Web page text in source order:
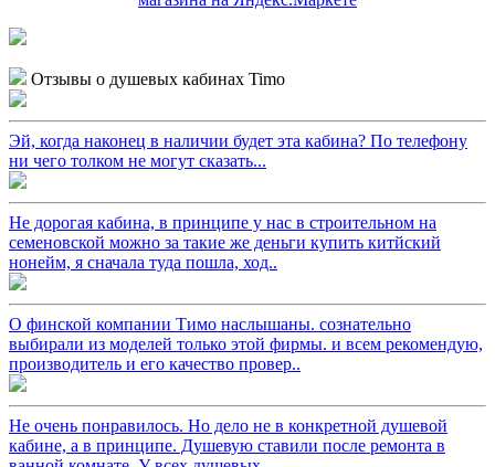
Отзывы о душевых кабинах Timo
Эй, когда наконец в наличии будет эта кабина? По телефону
ни чего толком не могут сказать...
Не дорогая кабина, в принципе у нас в строительном на
семеновской можно за такие же деньги купить китйский
нонейм, я сначала туда пошла, ход..
О финской компании Тимо наслышаны. сознательно
выбирали из моделей только этой фирмы. и всем рекомендую,
производитель и его качество провер..
Не очень понравилось. Но дело не в конкретной душевой
кабине, а в принципе. Душевую ставили после ремонта в